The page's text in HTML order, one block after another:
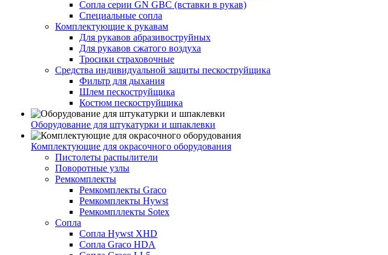
Сопла серии GN GBC (вставки в рукав)
Специальные сопла
Комплектующие к рукавам
Для рукавов абразивоструйных
Для рукавов сжатого воздуха
Тросики страховочные
Средства индивидуальной защиты пескоструйщика
Фильтр для дыхания
Шлем пескоструйщика
Костюм пескоструйщика
Оборудование для штукатурки и шпаклевки
Комплектующие для окрасочного оборудования
Пистолеты распылители
Поворотные узлы
Ремкомплекты
Ремкомплекты Graco
Ремкомплекты Hywst
Ремкомпллекты Sotex
Сопла
Сопла Hywst XHD
Сопла Graco HDA